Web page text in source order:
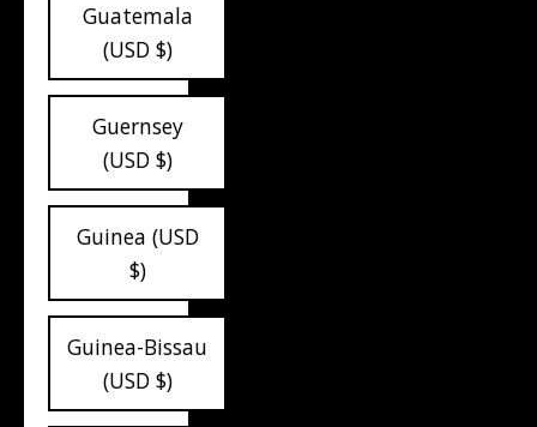
Guatemala
(USD $)
Guernsey
(USD $)
Guinea (USD
$)
Guinea-Bissau
(USD $)